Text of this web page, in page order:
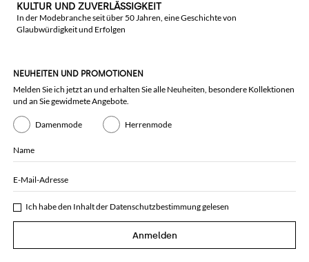
KULTUR UND ZUVERLÄSSIGKEIT
In der Modebranche seit über 50 Jahren, eine Geschichte von
Glaubwürdigkeit und Erfolgen
NEUHEITEN UND PROMOTIONEN
Melden Sie ich jetzt an und erhalten Sie alle Neuheiten, besondere Kollektionen
und an Sie gewidmete Angebote.
Damenmode Herrenmode
Name
E-Mail-Adresse
Ich habe den Inhalt der Datenschutzbestimmunggelesen
Anmelden